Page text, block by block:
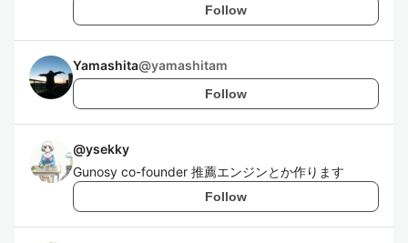
Follow
Yamashita@yamashitam
Follow
@ysekky
Gunosy co-founder 推薦エンジンとか作ります
Follow